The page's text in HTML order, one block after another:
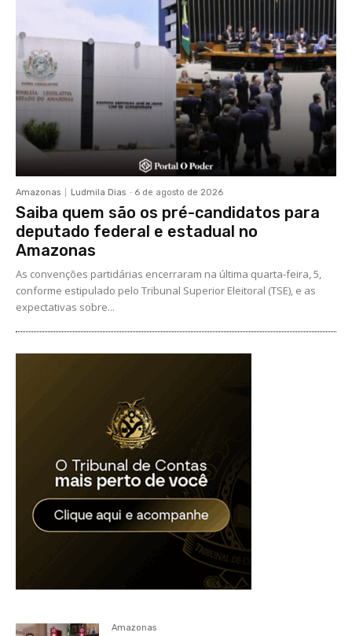
Amazonas Ludmila Dias - 6 de agosto de 2026
Saiba quem são os pré-candidatos para
deputado federal e estadual no
Amazonas
As convenções partidárias encerraram na última quarta-feira, 5,
conforme estipulado pelo Tribunal Superior Eleitoral (TSE), e as
expectativas sobre...
Amazonas